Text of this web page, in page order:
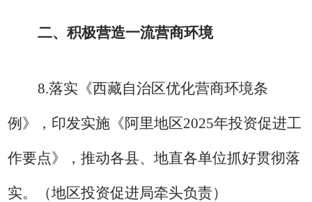
二、积极营造一流营商环境
8.落实《西藏自治区优化营商环境条
例》，印发实施《阿里地区2025年投资促进工
作要点》，推动各县、地直各单位抓好贯彻落
实。 （地区投资促进局牵头负责）